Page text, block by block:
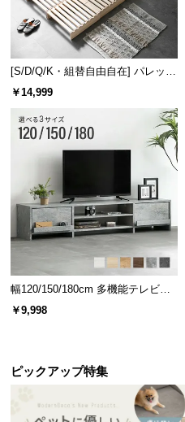
[S/D/Q/K・組替自由自在] パレット
ベッド 8/12/16枚セット
￥14,999
幅120/150/180cm 多機能テレビボ
ード 木目/石目調 オープン収納・
引き出し収納付き
￥9,998
ピックアップ特集